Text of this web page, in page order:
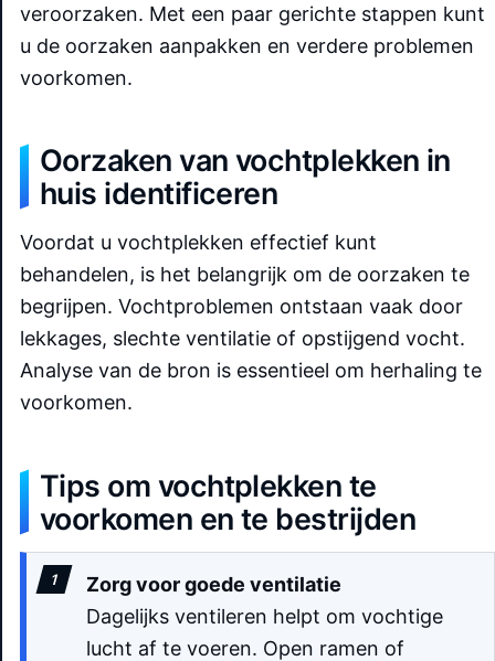
veroorzaken. Met een paar gerichte stappen kunt
u de oorzaken aanpakken en verdere problemen
voorkomen.
Oorzaken van vochtplekken in
huis identificeren
Voordat u vochtplekken effectief kunt
behandelen, is het belangrijk om de oorzaken te
begrijpen. Vochtproblemen ontstaan vaak door
lekkages, slechte ventilatie of opstijgend vocht.
Analyse van de bron is essentieel om herhaling te
voorkomen.
Tips om vochtplekken te
voorkomen en te bestrijden
Zorg voor goede ventilatie
Dagelijks ventileren helpt om vochtige
lucht af te voeren. Open ramen of